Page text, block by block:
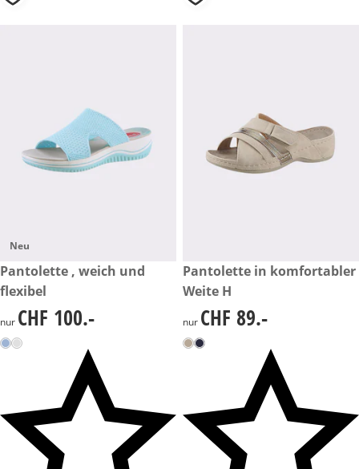
Neu
CHF 100.-
Pantolette , weich und
flexibel
CHF 100.-
nur CHF 100.-
CHF 89.-
Pantolette in komfortabler
Weite H
CHF 89.-
nur CHF 89.-